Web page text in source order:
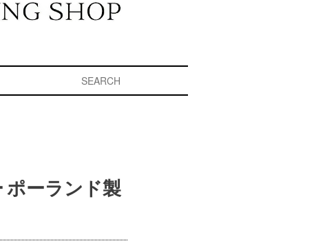
ポーランド製